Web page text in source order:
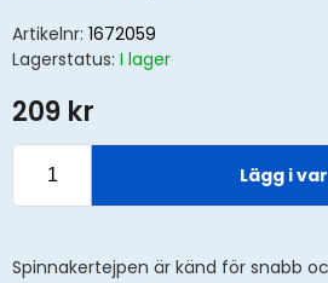
Artikelnr: 1672059
Lagerstatus: I lager
209 kr
Lägg i
Spinnakertejpen är känd för snabb